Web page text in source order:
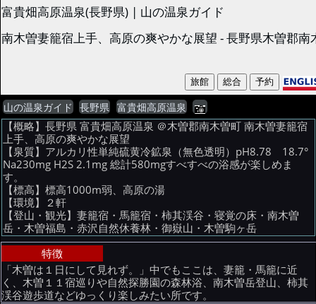
富貴畑高原温泉(長野県) | 山の温泉ガイド
南木曽妻籠宿上手、高原の爽やかな展望 - 長野県木曽郡南
山の温泉ガイド 長野県 富貴畑高原温泉
【概略】長野県 富貴畑高原温泉 ＠木曽郡南木曽町 南木曽妻籠宿
上手、高原の爽やかな展望
【泉質】アルカリ性単純硫黄冷鉱泉（無色透明）pH8.78 18.7°
Na230mg H2S 2.1mg 総計580mgすべすべの浴感が楽しめま
す。
【標高】標高1000m弱、高原の湯
【環境】２軒
【登山・観光】妻籠宿・馬籠宿・柿其渓谷・寝覚の床・南木曽
岳・木曽福島・赤沢自然休養林・御嶽山・木曽駒ヶ岳
特徴
「木曽は１日にして見れず。」中でもここは、妻籠・馬籠に近
く、木曽１１宿巡りや自然探勝園の森林浴、南木曽岳登山、柿其
渓谷遊歩道などゆっくり楽しみたい所です。